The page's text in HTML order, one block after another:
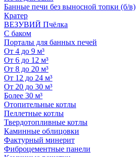
Банные печи без выносной топки (б/в)
Кратер
ВЕЗУВИЙ Пчёлка
С баком
Порталы для банных печей
От 4 до 9 м³
От 6 до 12 м³
От 8 до 20 м³
От 12 до 24 м³
От 20 до 30 м³
Более 30 м³
Отопительные котлы
Пеллетные котлы
Твердотопливные котлы
Каминные облицовки
Фактурный минерит
Фиброцементные панели